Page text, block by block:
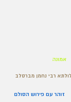
אמונה
רבי נחמן מברסלב
זוהר עם פירוש הסולם